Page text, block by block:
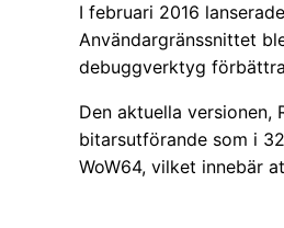
I februari 2016
Användargränssnittet
debuggverktyg
Den aktuella versionen,
bitarsutförande som i
WoW64, vilket innebär